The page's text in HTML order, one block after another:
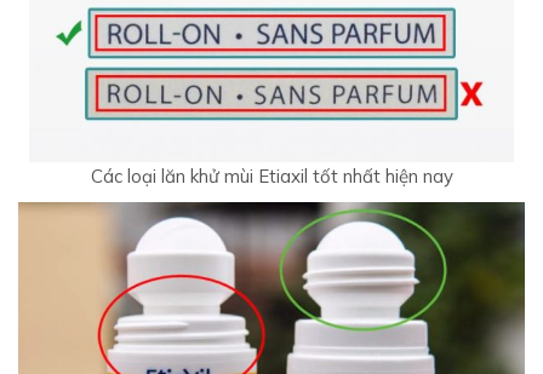
Các loại lăn khử mùi Etiaxil tốt nhất hiện nay